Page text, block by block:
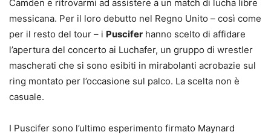
Camden e ritrovarmi ad assistere a un match di lucha libre
messicana. Per il loro debutto nel Regno Unito – così come
per il resto del tour – i Puscifer hanno scelto di affidare
l’apertura del concerto ai Luchafer, un gruppo di wrestler
mascherati che si sono esibiti in mirabolanti acrobazie sul
ring montato per l’occasione sul palco. La scelta non è
casuale.
I Puscifer sono l’ultimo esperimento firmato Maynard